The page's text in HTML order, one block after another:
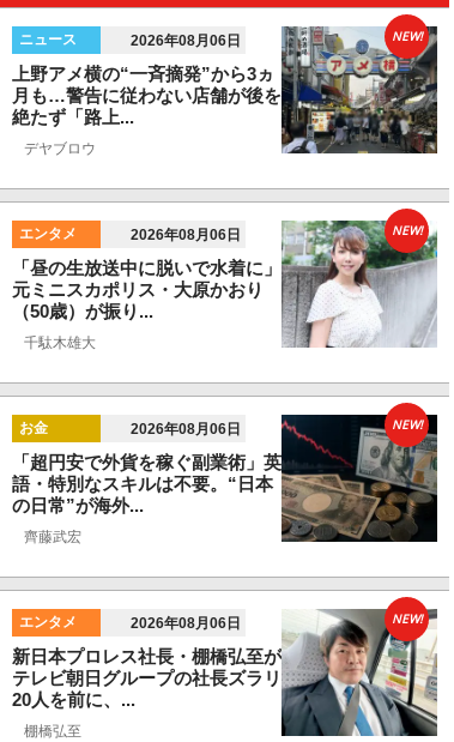
ニュース 2026年08月06日
上野アメ横の“一斉摘発”から3ヵ
月も…警告に従わない店舗が後を
絶たず「路上...
デヤブロウ
NEW!
エンタメ 2026年08月06日
「昼の生放送中に脱いで水着に」
元ミニスカポリス・大原かおり
（50歳）が振り...
千駄木雄大
NEW!
お金 2026年08月06日
「超円安で外貨を稼ぐ副業術」英
語・特別なスキルは不要。“日本
の日常”が海外...
齊藤武宏
NEW!
エンタメ 2026年08月06日
新日本プロレス社長・棚橋弘至が
テレビ朝日グループの社長ズラリ
20人を前に、...
棚橋弘至
NEW!